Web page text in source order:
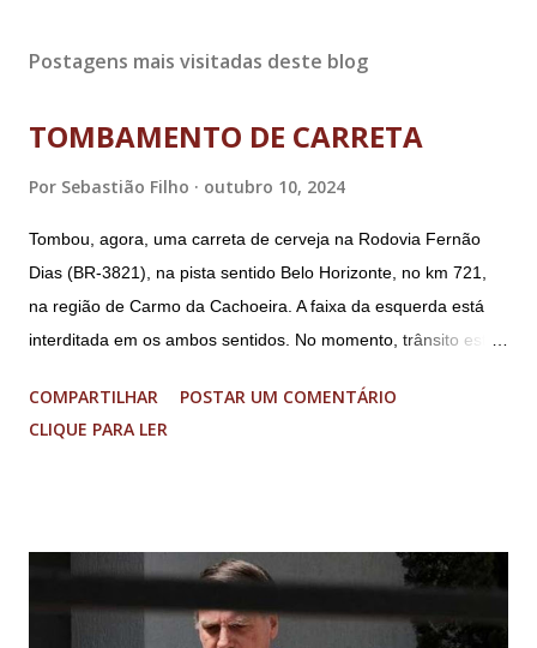
Postagens mais visitadas deste blog
TOMBAMENTO DE CARRETA
Por Sebastião Filho outubro 10, 2024
Tombou, agora, uma carreta de cerveja na Rodovia Fernão
Dias (BR-3821), na pista sentido Belo Horizonte, no km 721,
na região de Carmo da Cachoeira. A faixa da esquerda está
interditada em os ambos sentidos. No momento, trânsito está
Imagens @transitofernaodias *Por Sebastião Filho
COMPARTILHAR
POSTAR UM COMENTÁRIO
CLIQUE PARA LER